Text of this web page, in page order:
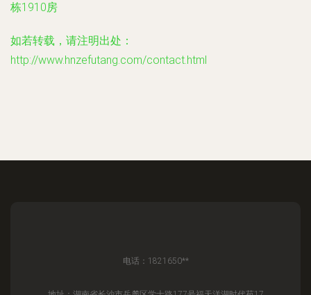
栋1910房
如若转载，请注明出处：
http://www.hnzefutang.com/contact.html
电话：1821650**